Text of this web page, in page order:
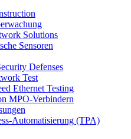
Solutions
Sensoren
Defenses
Test
Ethernet Testing
MPO-Verbindern
Automatisierung (TPA)